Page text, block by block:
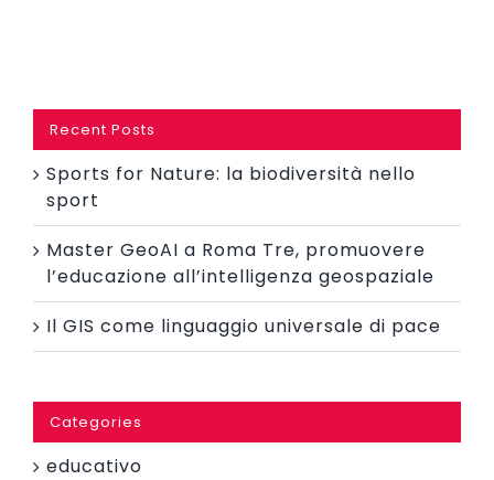
Recent Posts
Sports for Nature: la biodiversità nello
sport
Master GeoAI a Roma Tre, promuovere
l’educazione all’intelligenza geospaziale
Il GIS come linguaggio universale di pace
Categories
educativo